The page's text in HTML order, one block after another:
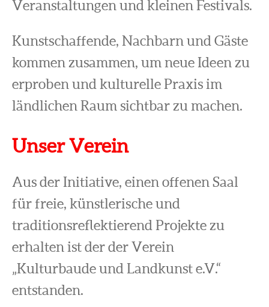
Veranstaltungen und kleinen Festivals.
Kunstschaffende, Nachbarn und Gäste
kommen zusammen, um neue Ideen zu
erproben und kulturelle Praxis im
ländlichen Raum sichtbar zu machen.
Unser Verein
Aus der Initiative, einen offenen Saal
für freie, künstlerische und
traditionsreflektierend Projekte zu
erhalten ist der der Verein
„Kulturbaude und Landkunst e.V.“
entstanden.